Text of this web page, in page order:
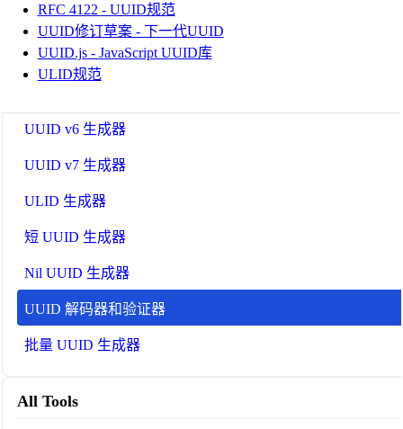
UUID v1 生成器
UUID v3 生成器
UUID v6 生成器
UUID v7 生成器
ULID 生成器
短 UUID 生成器
Nil UUID 生成器
UUID 解码器和验证器
批量 UUID 生成器
All Tools
RFC 4122 - UUID规范
UUID修订草案 - 下一代UUID
UUID.js - JavaScript UUID库
ULID规范